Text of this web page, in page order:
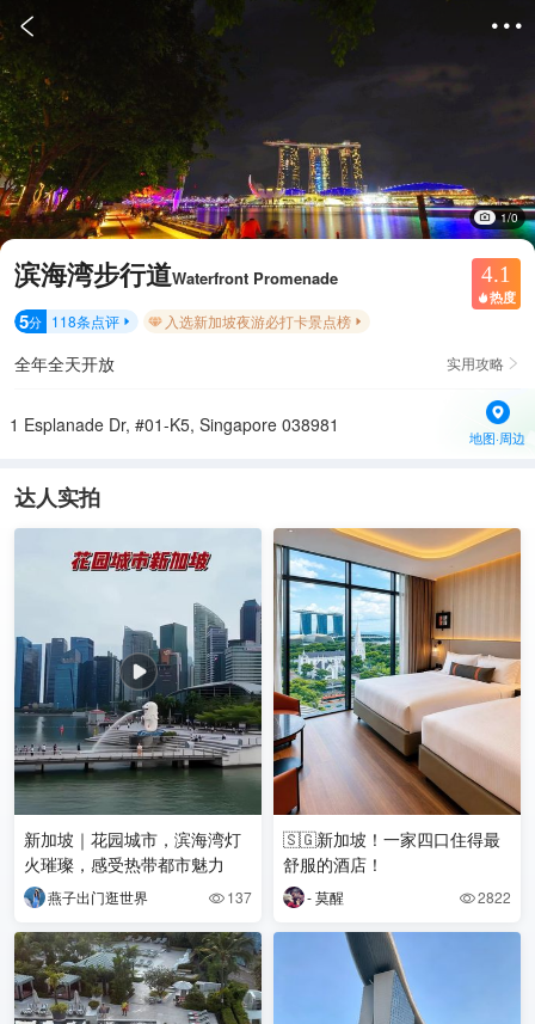
 
1/0
滨海湾步行道Waterfront Promenade 4.1
 热度
5分 118条点评  入选新加坡夜游必打卡景点榜 
全年全天开放 实用攻略 
1 Esplanade Dr, #01-K5, Singapore 038981
地图·周边
达人实拍
新加坡｜花园城市，滨海湾灯
火璀璨，感受热带都市魅力
燕子出门逛世界  137
🇸🇬新加坡！一家四口住得最
舒服的酒店！
- 莫醒 2822